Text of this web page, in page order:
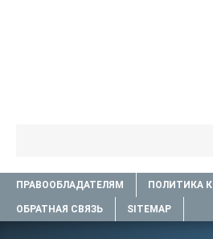
ПРАВООБЛАДАТЕЛЯМ ПОЛИТИКА
ОБРАТНАЯ СВЯЗЬ SITEMAP